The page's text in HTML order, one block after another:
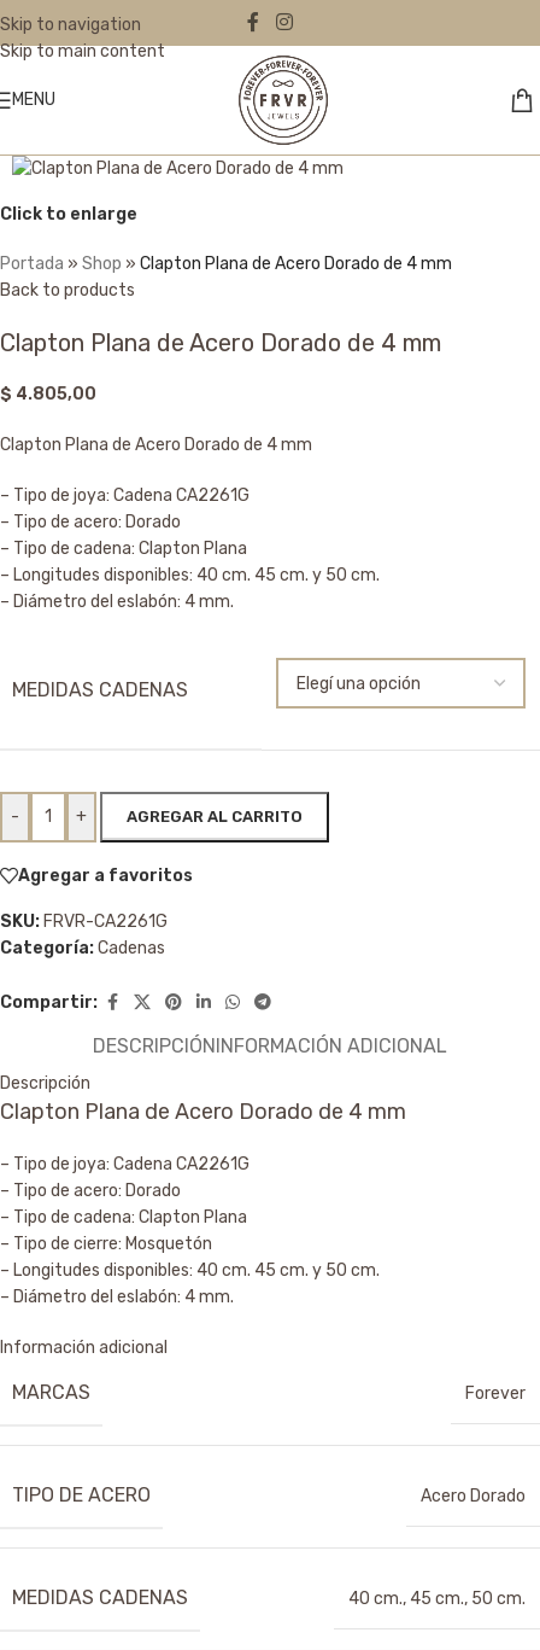
Skip to navigation
Skip to main content
MENU
Click to enlarge
Portada » Shop » Clapton Plana de Acero Dorado de 4 mm
Back to products
Clapton Plana de Acero Dorado de 4 mm
$ 4.805,00
Clapton Plana de Acero Dorado de 4 mm
– Tipo de joya: Cadena CA2261G
– Tipo de acero: Dorado
– Tipo de cadena: Clapton Plana
– Longitudes disponibles: 40 cm. 45 cm. y 50 cm.
– Diámetro del eslabón: 4 mm.
MEDIDAS CADENAS
- + AGREGAR AL CARRITO
Agregar a favoritos
SKU: FRVR-CA2261G
Categoría:Cadenas
Compartir:
DESCRIPCIÓNINFORMACIÓN ADICIONAL
Descripción
Clapton Plana de Acero Dorado de 4 mm
– Tipo de joya: Cadena CA2261G
– Tipo de acero: Dorado
– Tipo de cadena: Clapton Plana
– Tipo de cierre: Mosquetón
– Longitudes disponibles: 40 cm. 45 cm. y 50 cm.
– Diámetro del eslabón: 4 mm.
Información adicional
MARCAS Forever
TIPO DE ACERO Acero Dorado
MEDIDAS CADENAS 40 cm., 45 cm., 50 cm.